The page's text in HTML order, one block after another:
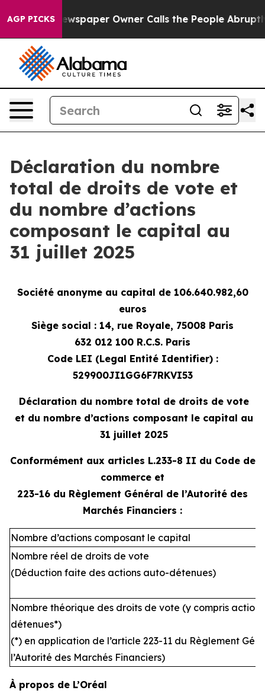
AGP PICKSNewspaper Owner Calls the People Abruptly
Déclaration du nombre
total de droits de vote et
du nombre d’actions
composant le capital au
31 juillet 2025
Société anonyme au capital de 106.640.982,60
euros
Siège social : 14, rue Royale, 75008 Paris
632 012 100 R.C.S. Paris
Code LEI (Legal Entité Identifier) :
529900JI1GG6F7RKVI53
Déclaration du nombre total de droits de vote
et du nombre d’actions composant le capital au
31 juillet 2025
Conformément aux articles L.233-8 II du Code de
commerce et
223-16 du Règlement Général de l’Autorité des
Marchés Financiers :
Nombre d’actions composant le capital
Nombre réel de droits de vote
(Déduction faite des actions auto-détenues)
Nombre théorique des droits de vote (y compris
détenues*)
(*) en application de l’article 223-11 du Règlement
l’Autorité des Marchés Financiers)
À propos de L’Oréal